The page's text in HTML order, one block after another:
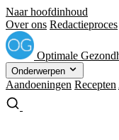
Naar hoofdinhoud
Over ons Redactieproces
Optimale
Onderwerpen
Aandoeningen Recepten